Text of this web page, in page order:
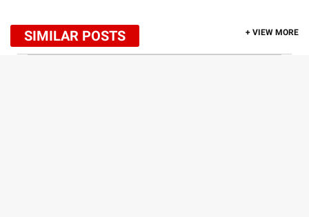
SIMILAR POSTS + VIEW MORE